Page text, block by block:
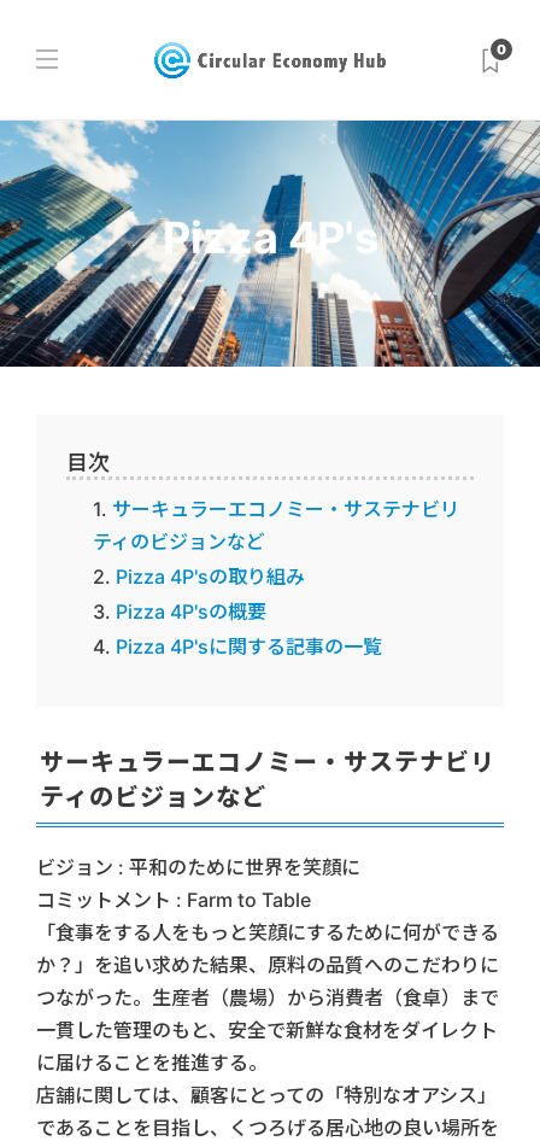
0
Pizza 4P's
目次
サーキュラーエコノミー・サステナビリ
ティのビジョンなど
Pizza 4P'sの取り組み
Pizza 4P'sの概要
Pizza 4P'sに関する記事の一覧
サーキュラーエコノミー・サステナビリ
ティのビジョンなど
ビジョン : 平和のために世界を笑顔に
コミットメント : Farm to Table
「食事をする人をもっと笑顔にするために何ができる
か？」を追い求めた結果、原料の品質へのこだわりに
つながった。生産者（農場）から消費者（食卓）まで
一貫した管理のもと、安全で新鮮な食材をダイレクト
に届けることを推進する。
店舗に関しては、顧客にとっての「特別なオアシス」
であることを目指し、くつろげる居心地の良い場所を